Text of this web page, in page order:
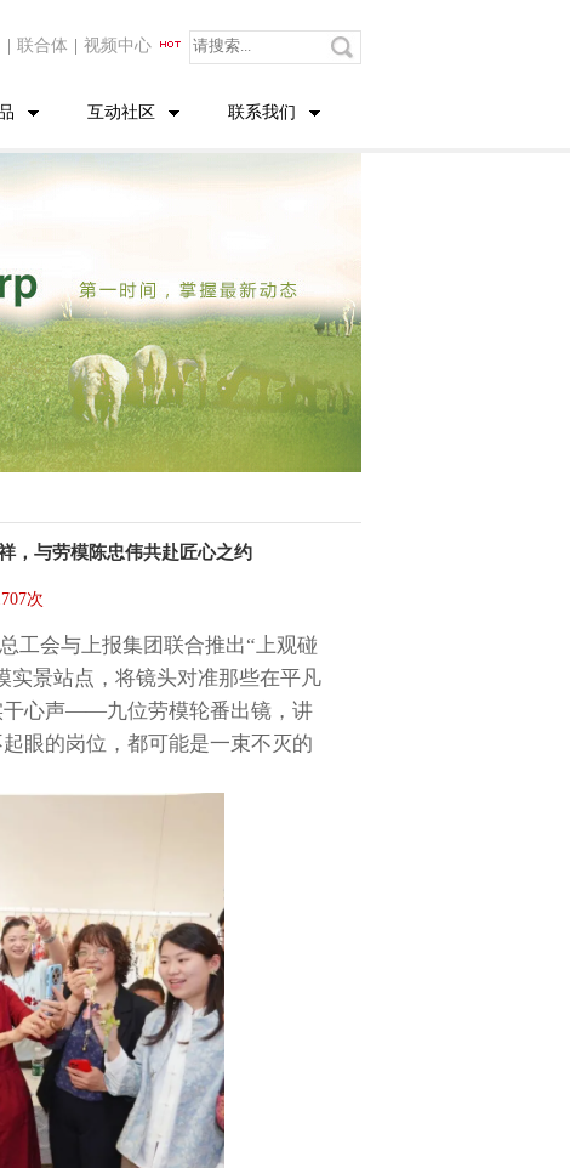
联合体 视频中心
互动社区 联系我们
，与劳模陈忠伟共赴匠心之约
次
工会与上报集团联合推出“上观碰
实景站点，将镜头对准那些在平凡
干心声——九位劳模轮番出镜，讲
眼的岗位，都可能是一束不灭的